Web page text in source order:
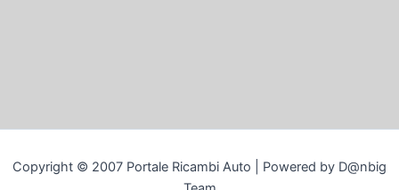
Copyright © 2007 Portale Ricambi Auto | Powered by D@nbig